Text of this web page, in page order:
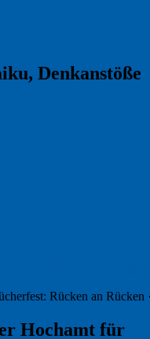
Denkanstöße
Rücken an Rücken
Hochamt für